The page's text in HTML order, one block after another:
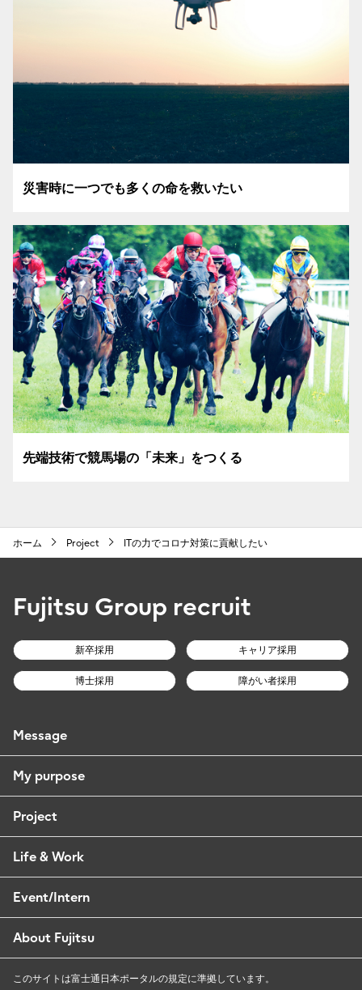
災害時に一つでも多くの命を救いたい
先端技術で競馬場の「未来」をつくる
ホーム Project ITの力でコロナ対策に貢献したい
Fujitsu Group recruit
新卒採用 キャリア採用
博士採用 障がい者採用
Message
My purpose
Project
Life & Work
Event/Intern
About Fujitsu
このサイトは富士通日本ポータルの規定に準拠しています。